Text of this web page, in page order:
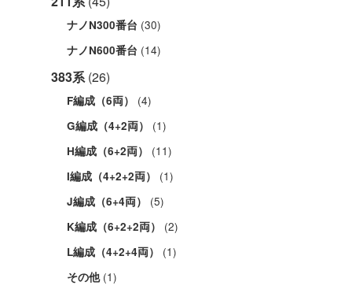
ナノN300番台 (30)
ナノN600番台 (14)
383系(26)
F編成（6両） (4)
G編成（4+2両） (1)
H編成（6+2両） (11)
I編成（4+2+2両） (1)
J編成（6+4両） (5)
K編成（6+2+2両） (2)
L編成（4+2+4両） (1)
その他(1)